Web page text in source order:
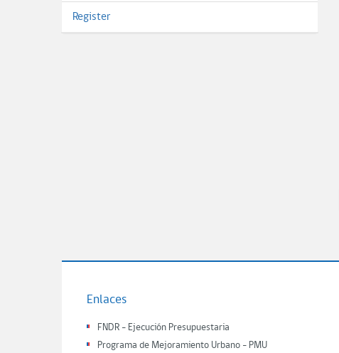
Register
Enlaces
FNDR - Ejecución Presupuestaria
Programa de Mejoramiento Urbano - PMU